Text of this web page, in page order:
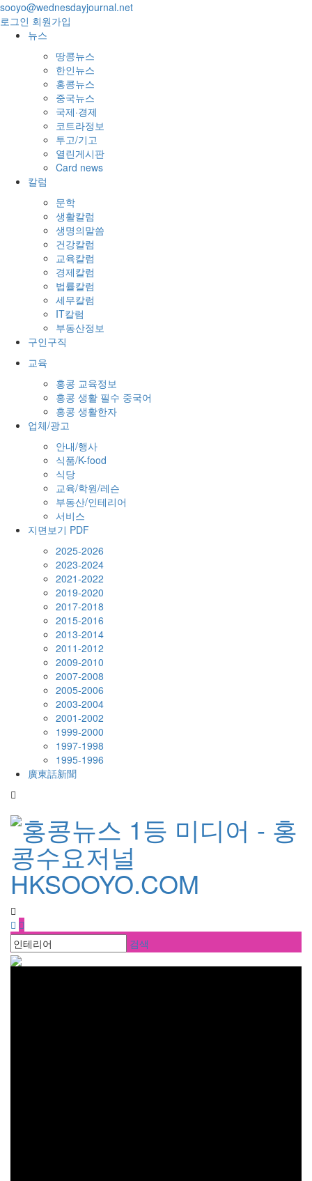
sooyo@wednesdayjournal.net
로그인 회원가입
뉴스
땅콩뉴스
한인뉴스
홍콩뉴스
중국뉴스
국제·경제
코트라정보
투고/기고
열린게시판
Card news
칼럼
문학
생활칼럼
생명의말씀
건강칼럼
교육칼럼
경제칼럼
법률칼럼
세무칼럼
IT칼럼
부동산정보
구인구직
교육
홍콩 교육정보
홍콩 생활 필수 중국어
홍콩 생활한자
업체/광고
안내/행사
식품/K-food
식당
교육/학원/레슨
부동산/인테리어
서비스
지면보기 PDF
2025-2026
2023-2024
2021-2022
2019-2020
2017-2018
2015-2016
2013-2014
2011-2012
2009-2010
2007-2008
2005-2006
2003-2004
2001-2002
1999-2000
1997-1998
1995-1996
廣東話新聞
검색